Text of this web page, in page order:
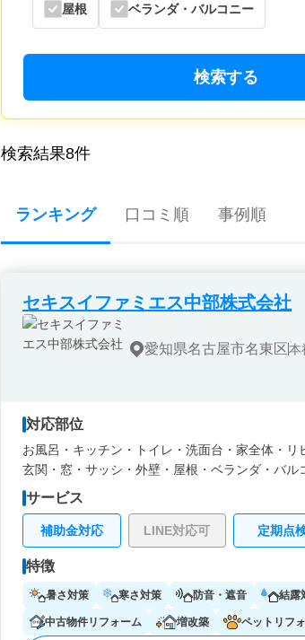
屋根 ベランダ・バルコニー
検索する
検索結果8件
ランキング 口コミ順 事例順
セキスイファミエス中部株式会社
愛知県名古屋市名東区本
対応部位
お風呂・ キッチン・ トイレ・ 洗面台・ 家全体・ リ
玄関・ 窓・サッシ・ 外壁・ 屋根・ ベランダ・バル
サービス
補助金対応 LINE対応可 定期点
特徴
暑さ対策 寒さ対策 防音・遮音 結露
中古物件リフォーム 増改築 ペットリフ